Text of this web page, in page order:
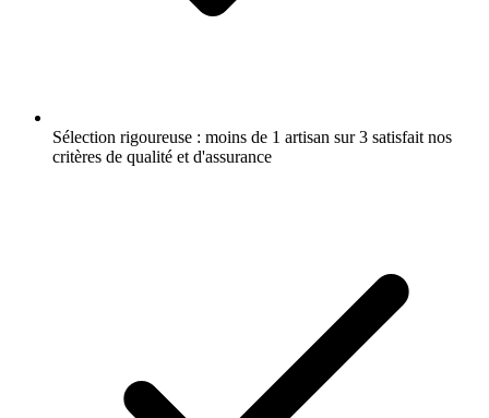
Sélection rigoureuse : moins de 1 artisan sur 3 satisfait nos
critères de qualité et d'assurance